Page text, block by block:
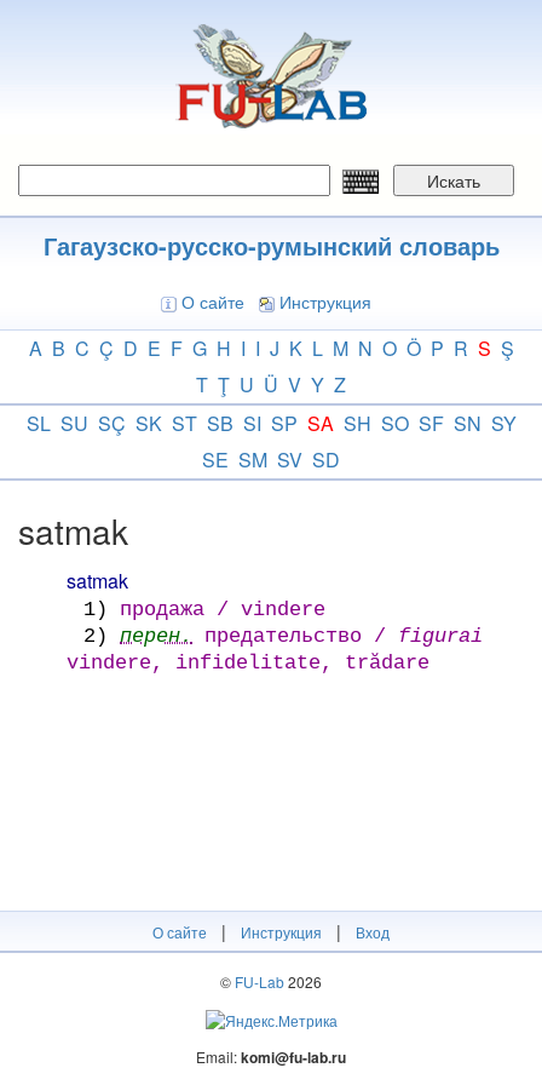
Искать
Гагаузско-русско-румынский словарь
О сайте Инструкция
A B C Ç D E F G H I I J K L M N O Ö P R S Ş
T Ţ U Ü V Y Z
SL SU SÇ SK ST SB SI SP SA SH SO SF SN SY
SE SM SV SD
satmak
satmak
1)
продажа / vindere
2)
перен. предательство /
figurai
vindere, infidelitate, trădare
О сайте | Инструкция | Вход
© FU-Lab2026
Email:komi@fu-lab.ru